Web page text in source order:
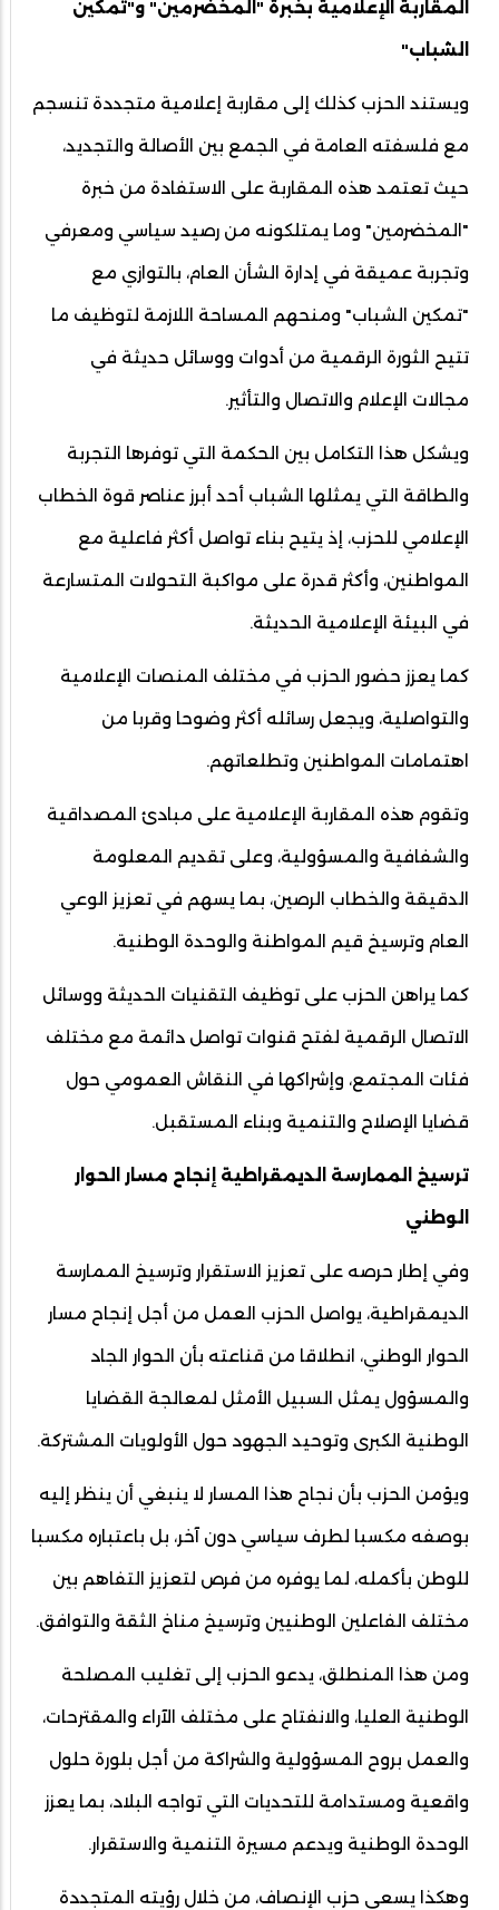
المقاربة الإعلامية بخبرة "المخضرمين" و"تمكين
الشباب"
ويستند الحزب كذلك إلى مقاربة إعلامية متجددة تنسجم
مع فلسفته العامة في الجمع بين الأصالة والتجديد،
حيث تعتمد هذه المقاربة على الاستفادة من خبرة
"المخضرمين" وما يمتلكونه من رصيد سياسي ومعرفي
وتجربة عميقة في إدارة الشأن العام، بالتوازي مع
"تمكين الشباب" ومنحهم المساحة اللازمة لتوظيف ما
تتيح الثورة الرقمية من أدوات ووسائل حديثة في
مجالات الإعلام والاتصال والتأثير.
ويشكل هذا التكامل بين الحكمة التي توفرها التجربة
والطاقة التي يمثلها الشباب أحد أبرز عناصر قوة الخطاب
الإعلامي للحزب، إذ يتيح بناء تواصل أكثر فاعلية مع
المواطنين، وأكثر قدرة على مواكبة التحولات المتسارعة
في البيئة الإعلامية الحديثة.
كما يعزز حضور الحزب في مختلف المنصات الإعلامية
والتواصلية، ويجعل رسائله أكثر وضوحا وقربا من
اهتمامات المواطنين وتطلعاتهم.
وتقوم هذه المقاربة الإعلامية على مبادئ المصداقية
والشفافية والمسؤولية، وعلى تقديم المعلومة
الدقيقة والخطاب الرصين، بما يسهم في تعزيز الوعي
العام وترسيخ قيم المواطنة والوحدة الوطنية.
كما يراهن الحزب على توظيف التقنيات الحديثة ووسائل
الاتصال الرقمية لفتح قنوات تواصل دائمة مع مختلف
فئات المجتمع، وإشراكها في النقاش العمومي حول
قضايا الإصلاح والتنمية وبناء المستقبل.
ترسيخ الممارسة الديمقراطية إنجاح مسار الحوار
الوطني
وفي إطار حرصه على تعزيز الاستقرار وترسيخ الممارسة
الديمقراطية، يواصل الحزب العمل من أجل إنجاح مسار
الحوار الوطني، انطلاقا من قناعته بأن الحوار الجاد
والمسؤول يمثل السبيل الأمثل لمعالجة القضايا
الوطنية الكبرى وتوحيد الجهود حول الأولويات المشتركة.
ويؤمن الحزب بأن نجاح هذا المسار لا ينبغي أن ينظر إليه
بوصفه مكسبا لطرف سياسي دون آخر، بل باعتباره مكسبا
للوطن بأكمله، لما يوفره من فرص لتعزيز التفاهم بين
مختلف الفاعلين الوطنيين وترسيخ مناخ الثقة والتوافق.
ومن هذا المنطلق، يدعو الحزب إلى تغليب المصلحة
الوطنية العليا، والانفتاح على مختلف الآراء والمقترحات،
والعمل بروح المسؤولية والشراكة من أجل بلورة حلول
واقعية ومستدامة للتحديات التي تواجه البلاد، بما يعزز
الوحدة الوطنية ويدعم مسيرة التنمية والاستقرار.
وهكذا يسعى حزب الإنصاف، من خلال رؤيته المتجددة